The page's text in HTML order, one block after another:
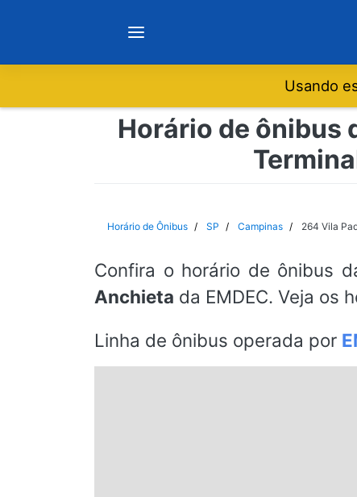
Notícias
São Paulo
Espírito Santo
Usando
Horário de ônibus
Horário de Ônibus SP Campinas 264 Vila
Confira o horário de ônibus
Anchieta da EMDEC. Veja os
Linha de ônibus operada por